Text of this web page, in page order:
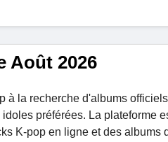
Août 2026
à la recherche d'albums
préférées. La plateforme
K-pop en ligne et des albums